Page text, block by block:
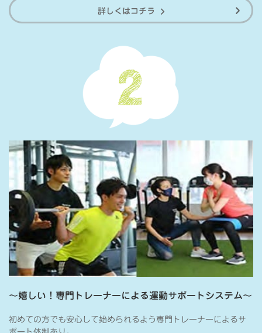
詳しくはコチラ
～嬉しい！専門トレーナーによる運動サポートシステム～
初めての方でも安心して始められるよう専門トレーナーによるサ